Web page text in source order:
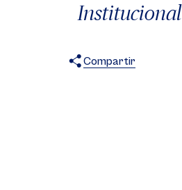
Institucional
Compartir